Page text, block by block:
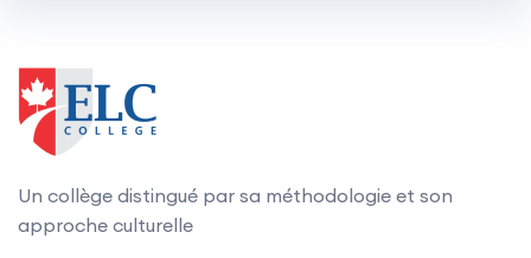
Un collège distingué par sa méthodologie et son
approche culturelle